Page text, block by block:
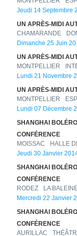
Jeudi 14 Septembre
UN APRÈS-MIDI
CHAMARANDE
Dimanche 25 Juin
UN APRÈS-MIDI
MONTPELLIER
Lundi 21 Novembre
UN APRÈS-MIDI
MONTPELLIER
Lundi 07 Décembre
SHANGHAI
CONFÉRENCE
MOISSAC
HALLE
Jeudi 30 Janvier
SHANGHAI
CONFÉRENCE
RODEZ
LA
Mercredi 22 Janvier
SHANGHAI
CONFÉRENCE
AURILLAC